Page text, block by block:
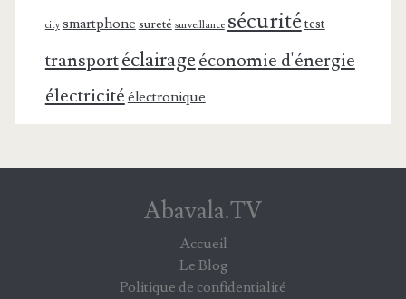
city smartphone sureté surveillance sécuritétest
transportéclairageéconomie d'énergie
électricité électronique
Abavala.TV
Accueil
Le Blog
Politique de confidentialité